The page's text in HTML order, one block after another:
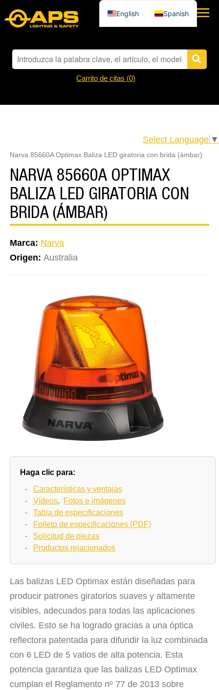
Carrito de citas (0)
Select Language ▼
Narva 85660A Optimax Baliza LED giratoria con brida (ámbar)
NARVA 85660A OPTIMAX
BALIZA LED GIRATORIA CON
BRIDA (ÁMBAR)
Marca: Narva
Origen: Australia
Haga clic para:
- Características y ventajas
- Vídeos,
Fotos e imágenes
- Tabla de especificaciones
-
Folleto de especificaciones (PDF)
- Solicitud de piezas
-
Productos relacionados
Las balizas LED Optimax están diseñadas para
producir patrones giratorios suaves y altamente
visibles, adecuados para todas las aplicaciones
civiles. Esto se ha logrado gracias a una óptica
reflectora patentada para difundir la luz combinada
con 6 LED de 5 vatios de alta potencia. Esta
potencia garantiza que las balizas LED Optimax
cumplan el Reglamento nº 77 de 2013 sobre
English Spanish